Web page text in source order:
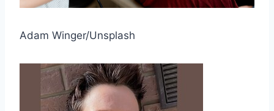
Adam Winger/Unsplash